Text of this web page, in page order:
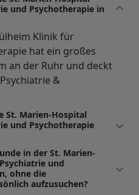
und Psychotherapie in
Klinik für
hat ein großes
an der Ruhr und deckt
&
St. Marien-Hospital
und Psychotherapie
in der St. Marien-
und
ohne die
aufzusuchen?